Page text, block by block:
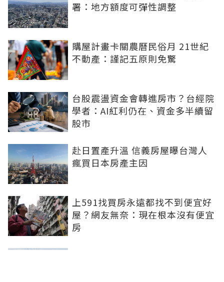
署：地方額度可彈性調整
購屋計畫卡關農曆民俗月 21世紀
不動產：謹記五原則免驚
台股震盪資金會轉進房市？台經院
學者：AI紅利仍在、資金多半續留
股市
赴日置產升溫 信義房屋曝台灣人
瘋買日本房產主因
上591找買房永遠都找不到便宜好
屋？網友無奈：現在根本沒有便宜
房